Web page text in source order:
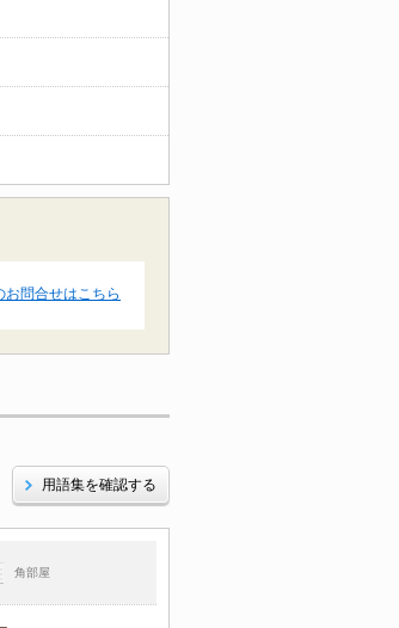
お問合せはこちら
用語集を確認する
角部屋